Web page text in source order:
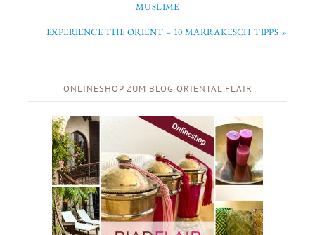
MUSLIME
EXPERIENCE THE ORIENT – 10 MARRAKESCH TIPPS »
ONLINESHOP ZUM BLOG ORIENTAL FLAIR